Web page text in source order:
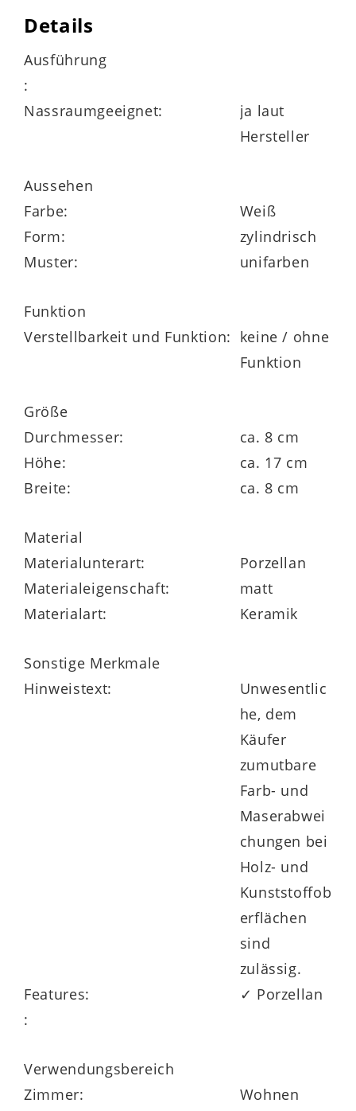
Höhe ca. 17 cm
verschiedenen Ausführungen erhältlich
Details
Ausführung
:
Nassraumgeeignet:
ja laut
Hersteller
Aussehen
Farbe:
Weiß
Form:
zylindrisch
Muster:
unifarben
Funktion
Verstellbarkeit und Funktion: keine / ohne
Funktion
Größe
Durchmesser:
ca. 8 cm
Höhe:
ca. 17 cm
Breite:
ca. 8 cm
Material
Materialunterart:
Porzellan
Materialeigenschaft:
matt
Materialart:
Keramik
Sonstige Merkmale
Hinweistext:
Unwesentlic
he, dem
Käufer
zumutbare
Farb- und
Maserabwei
chungen bei
Holz- und
Kunststoffob
erflächen
sind
zulässig.
Features:
✓ Porzellan
:
Verwendungsbereich
Zimmer:
Wohnen